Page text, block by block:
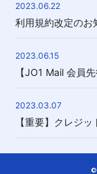
2023.06.22
利用規約改定のお
2023.06.15
【JO1 Mail 会員
2023.03.07
【重要】クレジ
©